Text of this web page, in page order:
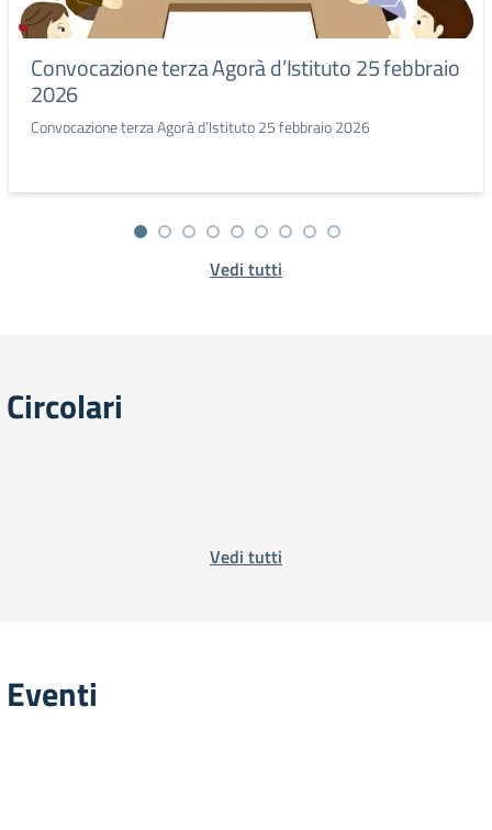
Convocazione terza Agorà d’Istituto 25 febbraio
2026
Convocazione terza Agorà d’Istituto 25 febbraio 2026
Vedi tutti
Circolari
Vedi tutti
Eventi